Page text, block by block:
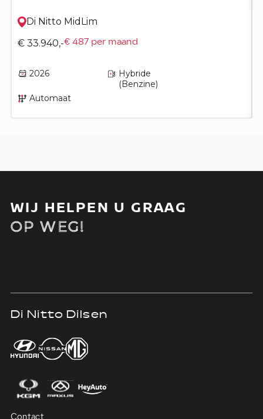
Di Nitto MidLim
€ 33.940,-€ 487 per maand
2026
Hybride
(Benzine)
Automaat
WIJ HELPEN U GRAAG
OP WEG!
Di Nitto Dilsen